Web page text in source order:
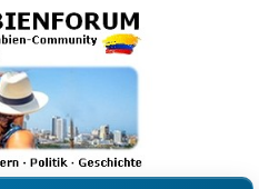
und Visum in Kolumbien und Venezuela.
Kolumbienforum